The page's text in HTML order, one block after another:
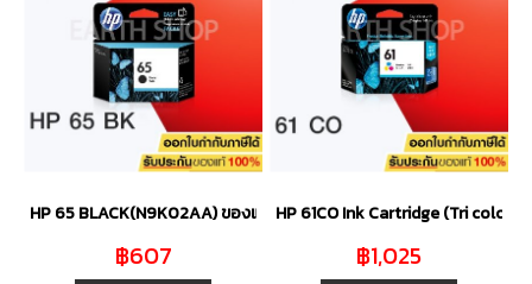
HP 65 BLACK(N9K02AA) ของแท้
฿607
HP 61CO Ink Cartridge (Tri color)
฿1,025